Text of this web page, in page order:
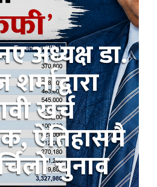
अध्यक्ष डा.
खर्च
ऐतिहासमै
चुनाव